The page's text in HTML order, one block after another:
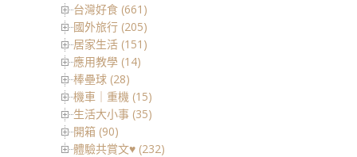
台灣好食 (661)
國外旅行 (205)
居家生活 (151)
應用教學 (14)
棒壘球 (28)
機車｜重機 (15)
生活大小事 (35)
開箱 (90)
體驗共賞文♥ (232)